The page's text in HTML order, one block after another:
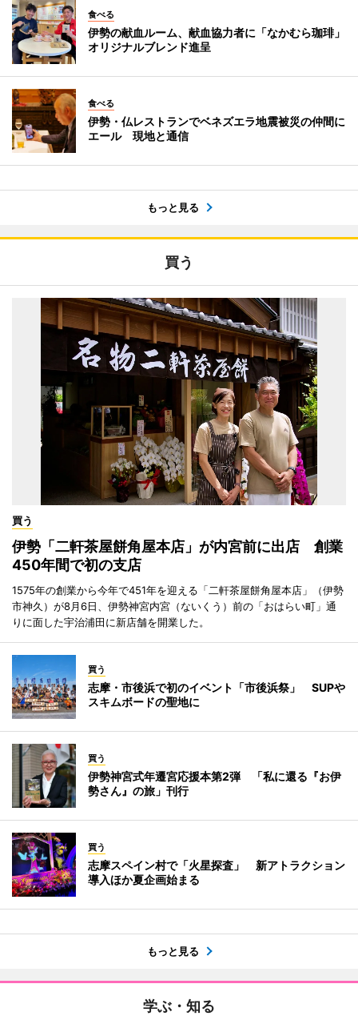
食べる
伊勢の献血ルーム、献血協力者に「なかむら珈琲」
オリジナルブレンド進呈
食べる
伊勢・仏レストランでベネズエラ地震被災の仲間に
エール 現地と通信
もっと見る
買う
買う
伊勢「二軒茶屋餅角屋本店」が内宮前に出店 創業
450年間で初の支店
1575年の創業から今年で451年を迎える「二軒茶屋餅角屋本店」（伊勢
市神久）が8月6日、伊勢神宮内宮（ないくう）前の「おはらい町」通
りに面した宇治浦田に新店舗を開業した。
買う
志摩・市後浜で初のイベント「市後浜祭」 SUPや
スキムボードの聖地に
買う
伊勢神宮式年遷宮応援本第2弾 「私に還る『お伊
勢さん』の旅」刊行
買う
志摩スペイン村で「火星探査」 新アトラクション
導入ほか夏企画始まる
もっと見る
学ぶ・知る